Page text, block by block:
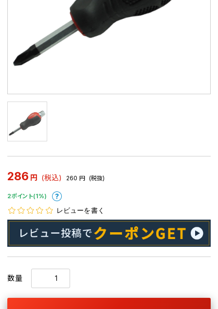
286 円 (税込) 260 円 (税抜)
2ポイント(1%)
レビューを書く
数量